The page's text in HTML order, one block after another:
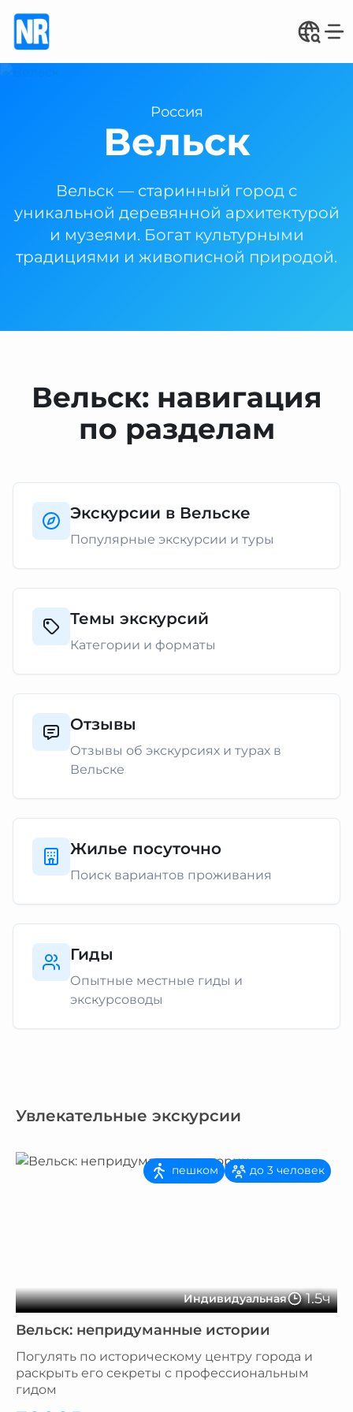
Россия
Вельск
Вельск — старинный город с
уникальной деревянной архитектурой
и музеями. Богат культурными
традициями и живописной природой.
Вельск: навигация
по разделам
Экскурсии в Вельске
Популярные экскурсии и туры
Темы экскурсий
Категории и форматы
Отзывы
Отзывы об экскурсиях и турах в
Вельске
Жилье посуточно
Поиск вариантов проживания
Гиды
Опытные местные гиды и
экскурсоводы
Увлекательные экскурсии
Индивидуальная 1.5ч
пешком до 3 человек
Вельск: непридуманные истории
Погулять по историческому центру города и
раскрыть его секреты с профессиональным
гидом